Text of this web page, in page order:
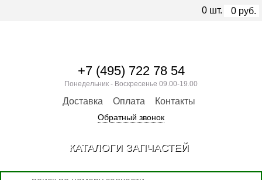
+7 (495) 722 78 54
Понедельник - Воскресенье 09.00-19.00
Доставка Оплата Контакты
Обратный звонок
0 шт. 0 руб.
КАТАЛОГИ ЗАПЧАСТЕЙ